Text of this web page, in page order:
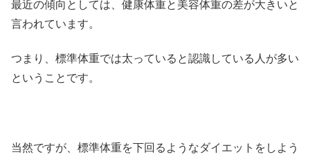
最近の傾向としては、健康体重と美容体重の差が大きいと
言われています。
つまり、標準体重では太っていると認識している人が多い
ということです。
当然ですが、標準体重を下回るようなダイエットをしよう